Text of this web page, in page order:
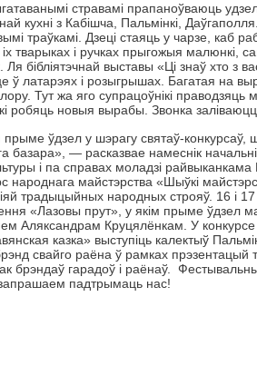
стравамі прапаноўваюць
кухні з Кабішча, Пальмінкі,
траўкамі. Дзеці стаяць у чарзе, каб
іх тварыках і ручках прыгожыя малюнкі,
бібліятэчнай выставы «Ці знаў хто з
ў латарэях і розыгрышах. Багатая на
Тут жа яго супрацоўнікі праводзяць
робяць новыя вырабы. Звонка
ўдзел у шэрагу святаў-конкурсаў,
базара», — расказвае намеснік
і па справах моладзі
народнага майстэрства «Шыўкі
традыцыйных народных строяў. 16 і
«Лазовы прут», у якім прыме ўдзел
Аляксандрам Круцялёнкам. У
казка» выступіць калектыў
свайго раёна ў рамках прэзентацый
брэндаў гарадоў і раёнаў.
падтрымаць нас!